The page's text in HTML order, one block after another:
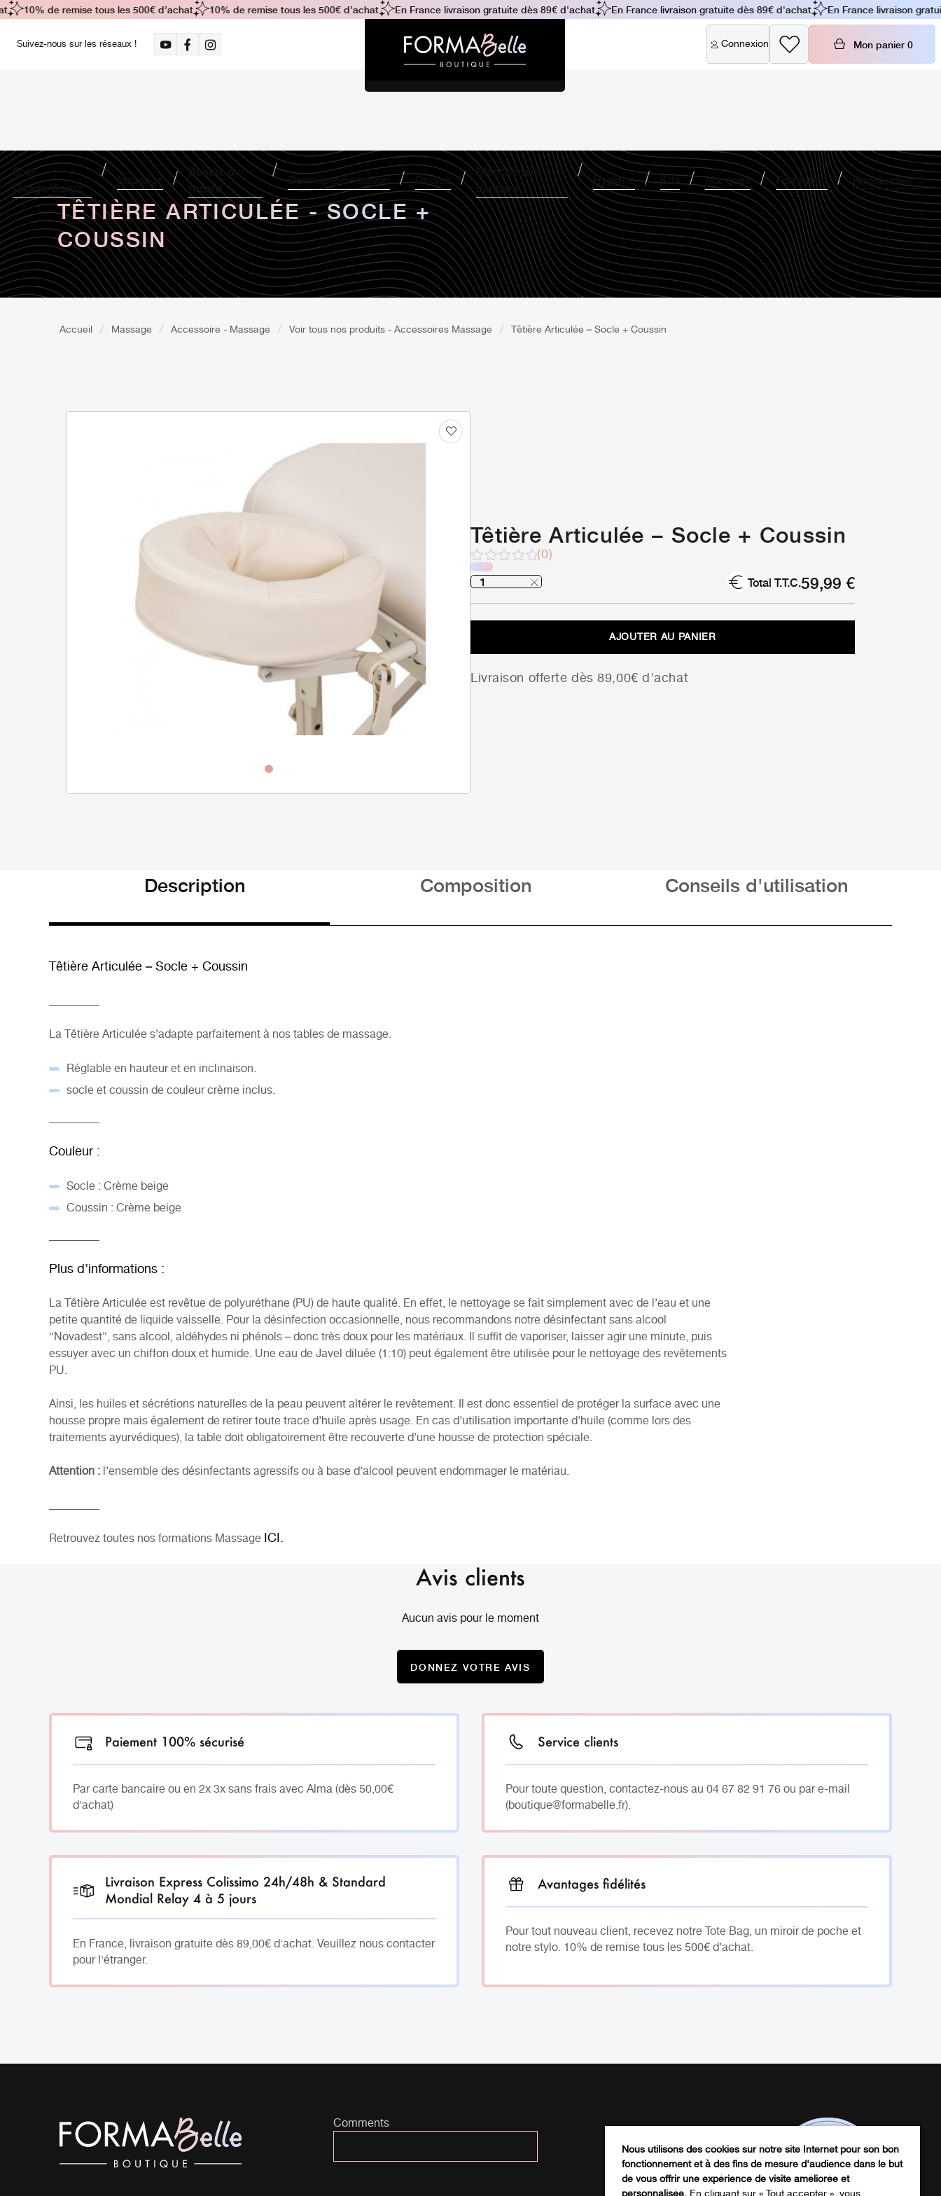
Suivez-nous sur les réseaux ! Connexion Mon panier 0
Soin
Visage/Corps
Massage
Beauté du
regard
Dermopigmentation Ongles
Blanchiment
dentaire
Hygiène Kits Marques Formation Rechercher
10% de remise tous les 500€ d’achat 10% de remise tous les 500€ d’achat En France livraison gratuite dès 89€ d'achat En France livraison gratuite dès 89€ d'achat En France livraison
TÊTIÈRE ARTICULÉE - SOCLE +
COUSSIN
Accueil Massage Accessoire - Massage Voir tous nos produits - Accessoires Massage Têtière Articulée – Socle + Coussin
Têtière Articulée – Socle + Coussin
Note
sur
(0)
Total T.T.C.59,99 €
AJOUTER AU PANIER
Livraison offerte dès 89,00€ d'achat
Description Composition Conseils d'utilisation
Têtière Articulée – Socle + Coussin
_________
La Têtière Articulée s’adapte parfaitement à nos tables de massage.
Réglable en hauteur et en inclinaison.
socle et coussin de couleur crème inclus.
_________
Couleur :
Socle : Crème beige
Coussin : Crème beige
_________
Plus d’informations :
La Têtière Articulée est revêtue de polyuréthane (PU) de haute qualité. En effet, le nettoyage se fait simplement avec de l’eau et une
petite quantité de liquide vaisselle. Pour la désinfection occasionnelle, nous recommandons notredésinfectant sans alcool
“Novadest”, sans alcool, aldéhydes ni phénols – donc très doux pour les matériaux. Il suffit de vaporiser, laisser agir une minute, puis
essuyer avec un chiffon doux et humide. Une eau de Javel diluée (1:10) peut également être utilisée pour le nettoyage des revêtements
PU.
Ainsi, les huiles et sécrétions naturelles de la peau peuvent altérer le revêtement. Il est donc essentiel de protéger la surface avec une
housse propre mais également de retirer toute trace d’huile après usage. En cas d’utilisation importante d’huile (comme lors des
traitements ayurvédiques), la table doit obligatoirement être recouverte d’une housse de protection spéciale.
Attention : l’ensemble des désinfectants agressifs ou à base d’alcool peuvent endommager le matériau.
_________
Retrouvez toutes nos formations Massage ICI.
Avis clients
Aucun avis pour le moment
DONNEZ VOTRE AVIS
Paiement 100% sécurisé
Par carte bancaire ou en 2x 3x sans frais avec Alma (dès 50,00€
d'achat)
Service clients
Pour toute question, contactez-nous au 04 67 82 91 76 ou par e-mail
(boutique@formabelle.fr).
Livraison Express Colissimo 24h/48h & Standard
Mondial Relay 4 à 5 jours
En France, livraison gratuite dès 89,00€ d'achat. Veuillez nous contacter
pour l'étranger.
Avantages fidélités
Pour tout nouveau client, recevez notre Tote Bag, un miroir de poche et
notre stylo. 10% de remise tous les 500€ d’achat.
Comments
Nous utilisons des cookies sur notre site Internet pour son bon
fonctionnement et à des fins de mesure d'audience dans le but
de vous offrir une expérience de visite améliorée et